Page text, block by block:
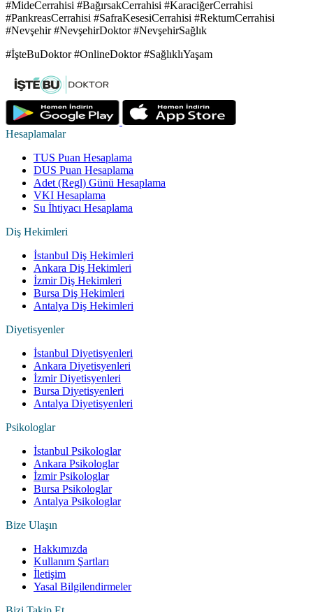
#MideCerrahisi #BağırsakCerrahisi #KaraciğerCerrahisi
#PankreasCerrahisi #SafraKesesiCerrahisi #RektumCerrahisi
#Nevşehir #NevşehirDoktor #NevşehirSağlık
#İşteBuDoktor #OnlineDoktor #SağlıklıYaşam
Hesaplamalar
TUS Puan Hesaplama
DUS Puan Hesaplama
Adet (Regl) Günü Hesaplama
VKI Hesaplama
Su İhtiyacı Hesaplama
Diş Hekimleri
İstanbul Diş Hekimleri
Ankara Diş Hekimleri
İzmir Diş Hekimleri
Bursa Diş Hekimleri
Antalya Diş Hekimleri
Diyetisyenler
İstanbul Diyetisyenleri
Ankara Diyetisyenleri
İzmir Diyetisyenleri
Bursa Diyetisyenleri
Antalya Diyetisyenleri
Psikologlar
İstanbul Psikologlar
Ankara Psikologlar
İzmir Psikologlar
Bursa Psikologlar
Antalya Psikologlar
Bize Ulaşın
Hakkımızda
Kullanım Şartları
İletişim
Yasal Bilgilendirmeler